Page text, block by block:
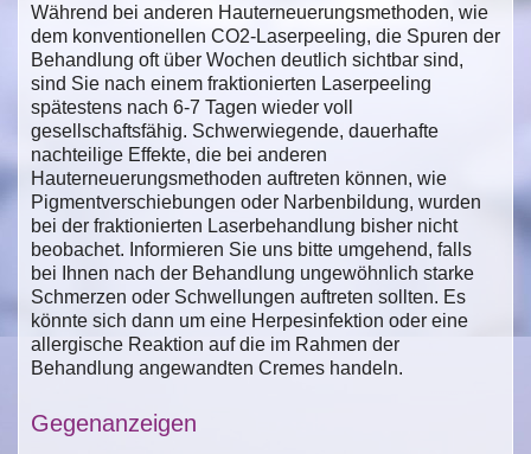
Während bei anderen Hauterneuerungsmethoden, wie
dem konventionellen CO2-Laserpeeling, die Spuren der
Behandlung oft über Wochen deutlich sichtbar sind,
sind Sie nach einem fraktionierten Laserpeeling
spätestens nach 6-7 Tagen wieder voll
gesellschaftsfähig. Schwerwiegende, dauerhafte
nachteilige Effekte, die bei anderen
Hauterneuerungsmethoden auftreten können, wie
Pigmentverschiebungen oder Narbenbildung, wurden
bei der fraktionierten Laserbehandlung bisher nicht
beobachet. Informieren Sie uns bitte umgehend, falls
bei Ihnen nach der Behandlung ungewöhnlich starke
Schmerzen oder Schwellungen auftreten sollten. Es
könnte sich dann um eine Herpesinfektion oder eine
allergische Reaktion auf die im Rahmen der
Behandlung angewandten Cremes handeln.
Gegenanzeigen